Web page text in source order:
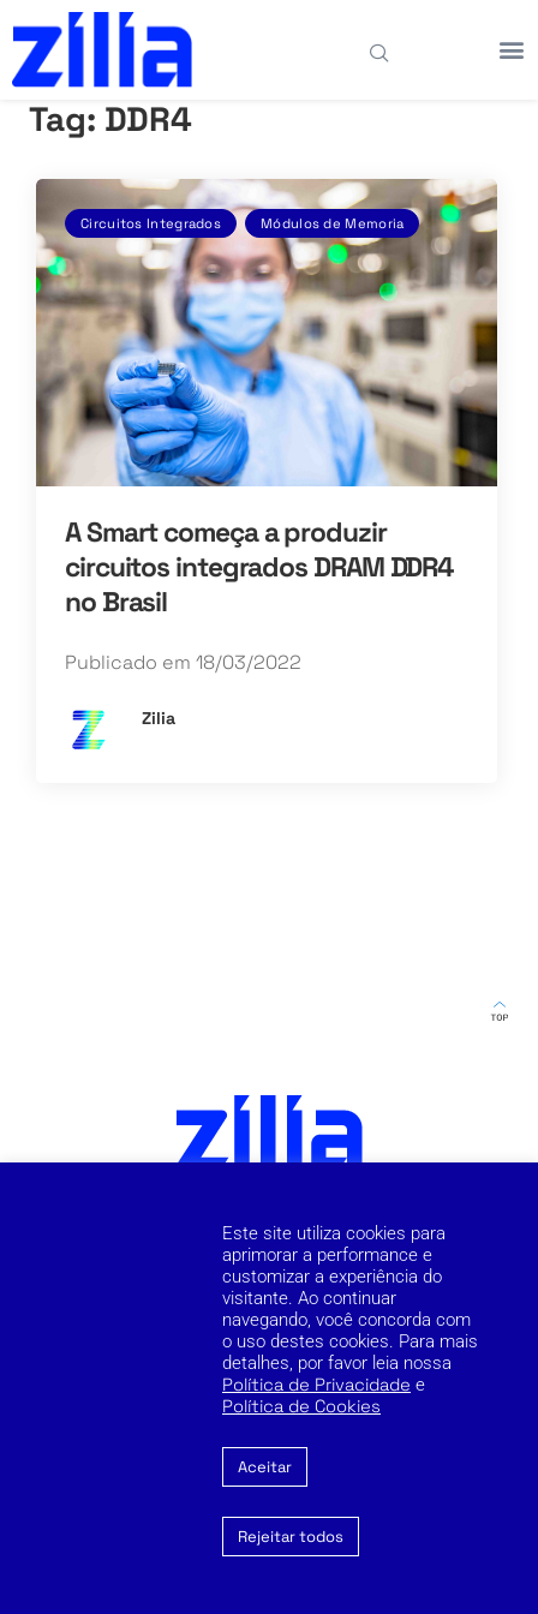
Tag: DDR4
Circuitos Integrados Módulos de Memoria
A Smart começa a produzir
circuitos integrados DRAM DDR4
no Brasil
Publicado em 18/03/2022
Zilia
Privacy PolicyReporting Channel
Este site utiliza cookies para
aprimorar a performance e
customizar a experiência do
visitante. Ao continuar
navegando, você concorda com
o uso destes cookies. Para mais
detalhes, por favor leia nossa
Política de Privacidade e
Política de Cookies
Aceitar
Rejeitar todos